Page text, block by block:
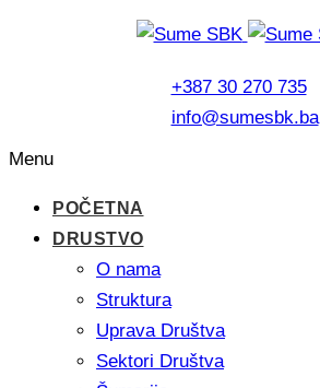
+387 30 270 735
info@sumesbk.ba
Menu
POČETNA
DRUSTVO
O nama
Struktura
Uprava Društva
Sektori Društva